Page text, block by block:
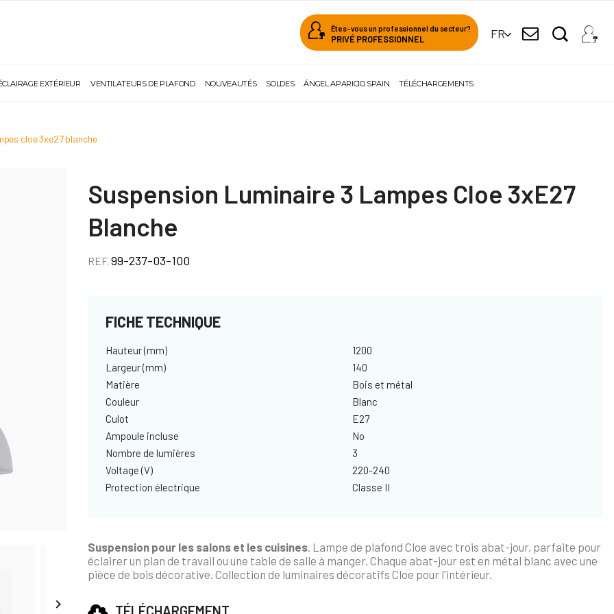
Êtes-vous un professionnel du secteur?
PRIVÉ PROFESSIONNEL FR
EXTÉRIEUR VENTILATEURS DE PLAFOND NOUVEAUTÉS SOLDES ÁNGEL APARICIO SPAIN TÉLÉCHARGEMENTS
cloe 3xe27 blanche

Suspension Luminaire 3 Lampes Cloe 3xE27
Blanche
REF.99-237-03-100
FICHE TECHNIQUE
Hauteur (mm)
1200
Largeur (mm)
140
Matière
Bois et métal
Couleur
Blanc
Culot
E27
Ampoule incluse
No
Nombre de lumières
3
Voltage (V)
220-240
Protection électrique
Classe II
Suspension pour les salons et les cuisines . Lampe de plafond Cloe avec trois abat-jour, parfaite pour
éclairer un plan de travail ou une table de salle à manger. Chaque abat-jour est en métal blanc avec une
pièce de bois décorative. Collection de luminaires décoratifs Cloe pour l'intérieur.
TÉLÉCHARGEMENT